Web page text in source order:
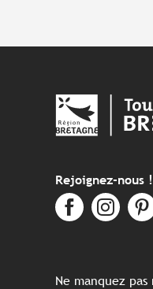
Rejoignez-nous !
Ne manquez